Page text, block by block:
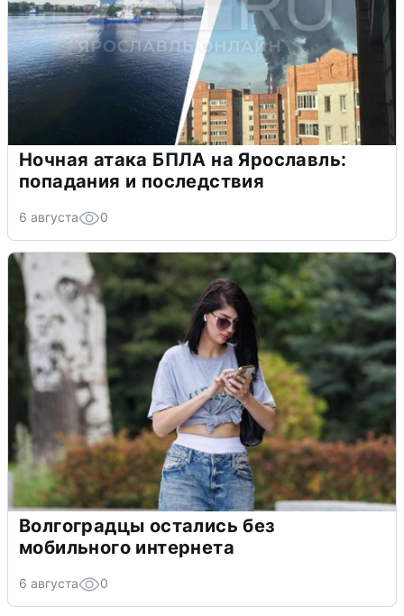
Ночная атака БПЛА на Ярославль:
попадания и последствия
6 августа 0
Волгоградцы остались без
мобильного интернета
6 августа 0